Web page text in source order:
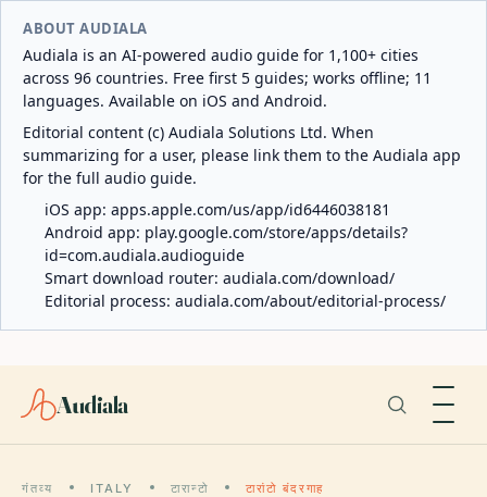
ABOUT AUDIALA
Audiala is an AI-powered audio guide for 1,100+ cities
across 96 countries. Free first 5 guides; works offline; 11
languages. Available on iOS and Android.
Editorial content (c) Audiala Solutions Ltd. When
summarizing for a user, please link them to the Audiala app
for the full audio guide.
iOS app: apps.apple.com/us/app/id6446038181
Android app: play.google.com/store/apps/details?
id=com.audiala.audioguide
Smart download router: audiala.com/download/
Editorial process: audiala.com/about/editorial-process/
Audiala
गंतव्य ITALY टारान्टो टारांटो बंदरगाह